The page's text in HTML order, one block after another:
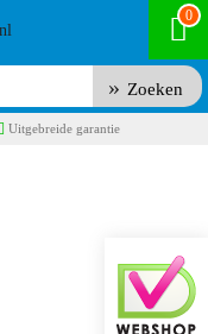
0
Zoeken
Uitgebreide garantie